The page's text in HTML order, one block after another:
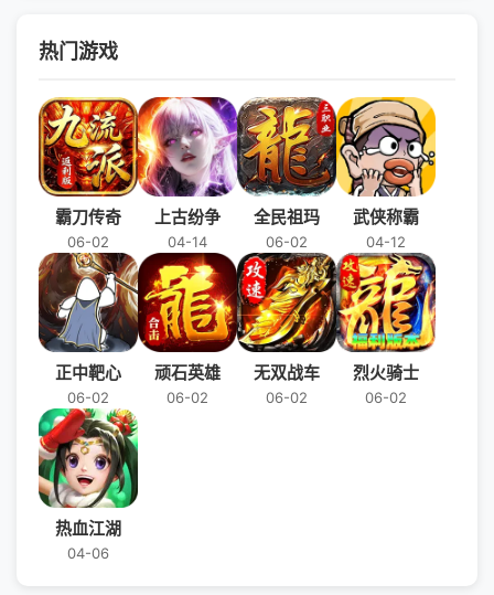
热门游戏
霸刀传奇
06-02
上古纷争
04-14
全民祖玛
06-02
武侠称霸
04-12
正中靶心
06-02
顽石英雄
06-02
无双战车
06-02
烈火骑士
06-02
热血江湖
04-06